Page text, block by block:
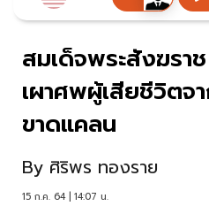
สมเด็จพระสังฆรา
เผาศพผู้เสียชีวิตจ
ขาดแคลน
By ศิริพร ทองราย
15 ก.ค. 64 | 14:07 น.